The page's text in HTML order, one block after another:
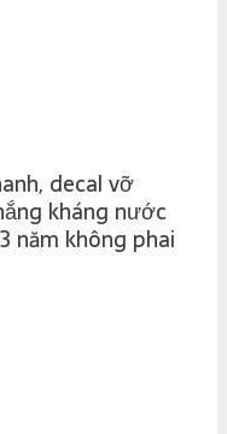
decal vỡ
kháng nước
năm không phai